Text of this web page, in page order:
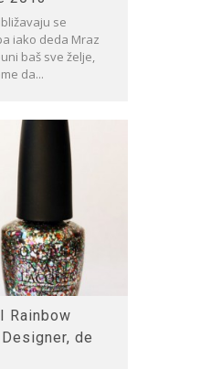
se
iako deda Mraz
baš sve želje,
da...
Rainbow
de